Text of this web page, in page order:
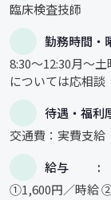
臨床検査技師
勤務時間・
8:30～12:30月～
については応相談
待遇・福利
交通費：実費支給
給与
①1,600円／時給